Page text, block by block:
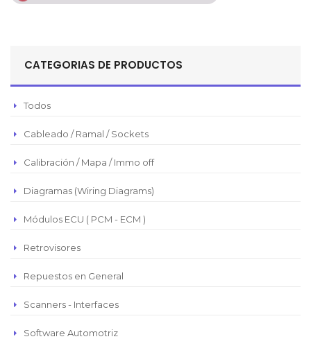
Pesos Mexicanos
Euro
Real Brasilero
CATEGORIAS DE PRODUCTOS
Todos
Cableado / Ramal / Sockets
Calibración / Mapa / Immo off
Diagramas (Wiring Diagrams)
Módulos ECU ( PCM - ECM )
Retrovisores
Repuestos en General
Scanners - Interfaces
Software Automotriz